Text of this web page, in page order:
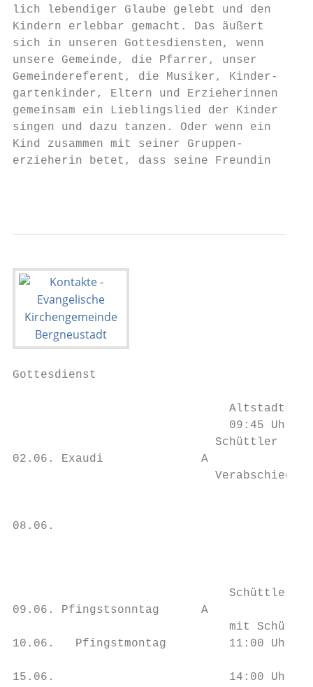
lich lebendiger Glaube gelebt und den
Kindern erlebbar gemacht. Das äußert
sich in unseren Gottesdiensten, wenn
unsere Gemeinde, die Pfarrer, unser
Gemeindereferent, die Musiker, Kinder-
gartenkinder, Eltern und Erzieherinnen
gemeinsam ein Lieblingslied der Kinder
singen und dazu tanzen. Oder wenn ein
Kind zusammen mit seiner Gruppen-
erzieherin betet, dass seine Freundin
Gottesdienst
09:45 Uhr
Schüttler
02.06. Exaudi              A
08.06.
                               Schüttler
09.06. Pfingstsonntag      A
mit
10.06.   Pfingstmontag         11:00
15.06.                         14:00 Uhr St.